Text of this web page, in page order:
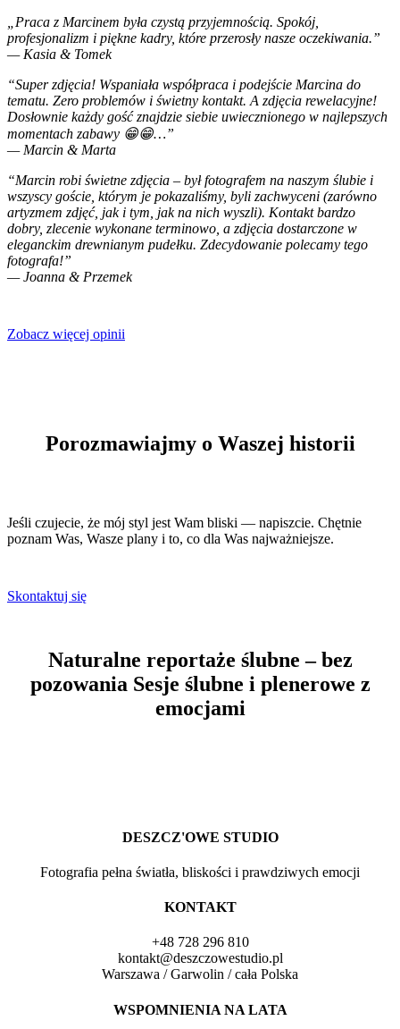
„Praca z Marcinem była czystą przyjemnością. Spokój,
profesjonalizm i piękne kadry, które przerosły nasze oczekiwania.”
— Kasia & Tomek
“Super zdjęcia! Wspaniała współpraca i podejście Marcina do
tematu. Zero problemów i świetny kontakt. A zdjęcia rewelacyjne!
Dosłownie każdy gość znajdzie siebie uwiecznionego w najlepszych
momentach zabawy 😁😁…”
— Marcin & Marta
“Marcin robi świetne zdjęcia – był fotografem na naszym ślubie i
wszyscy goście, którym je pokazaliśmy, byli zachwyceni (zarówno
artyzmem zdjęć, jak i tym, jak na nich wyszli). Kontakt bardzo
dobry, zlecenie wykonane terminowo, a zdjęcia dostarczone w
eleganckim drewnianym pudełku. Zdecydowanie polecamy tego
fotografa!”
— Joanna & Przemek
Zobacz więcej opinii
Porozmawiajmy o Waszej historii
Jeśli czujecie, że mój styl jest Wam bliski — napiszcie. Chętnie
poznam Was, Wasze plany i to, co dla Was najważniejsze.
Skontaktuj się
Naturalne reportaże ślubne – bez
pozowania Sesje ślubne i plenerowe z
emocjami
DESZCZ'OWE STUDIO
Fotografia pełna światła, bliskości i prawdziwych emocji
KONTAKT
+48 728 296 810
kontakt@deszczowestudio.pl
Warszawa / Garwolin / cała Polska
WSPOMNIENIA NA LATA